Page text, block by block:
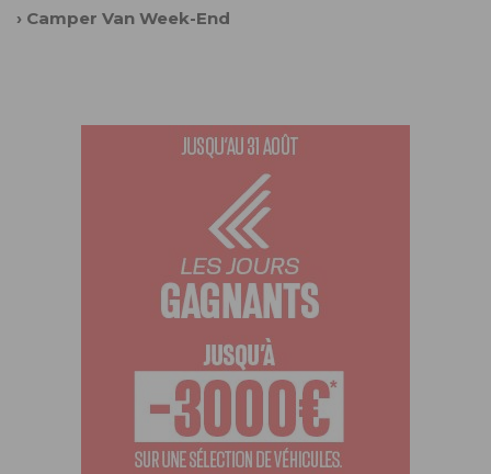
› Camper Van Week-End